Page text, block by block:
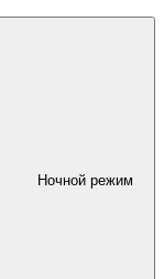
Ночной режим